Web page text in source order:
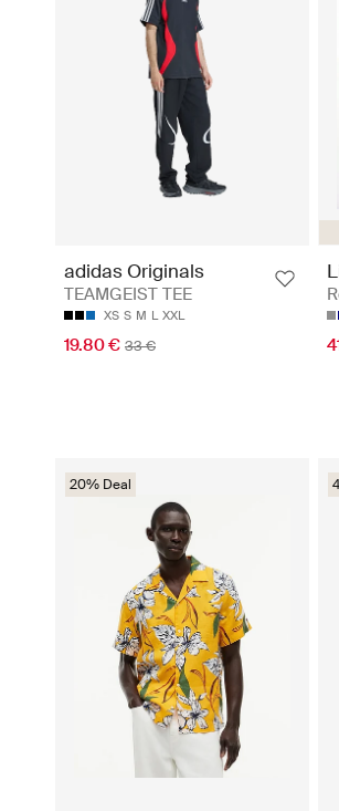
adidas Originals
TEAMGEIST TEE
XS S M L XXL
19.80 € 33 €
20% Deal